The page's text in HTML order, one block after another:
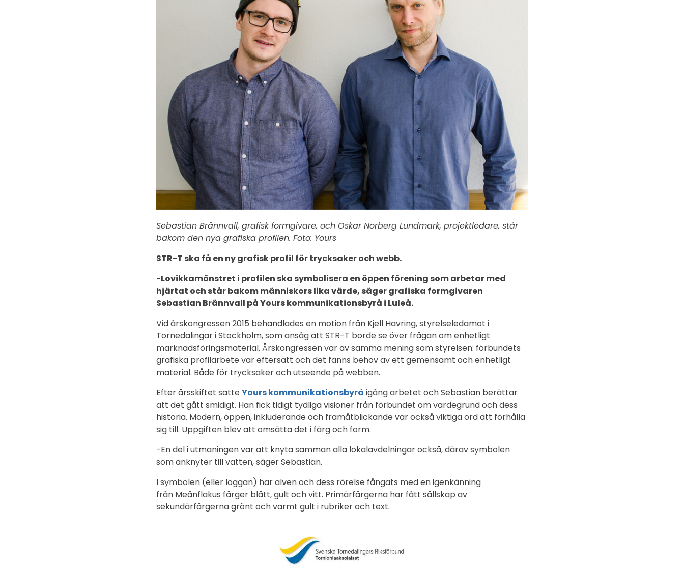
Sebastian Brännvall, grafisk formgivare, och Oskar Norberg Lundmark, projektledare, står
bakom den nya grafiska profilen. Foto: Yours
STR-T ska få en ny grafisk profil för trycksaker och webb.
-Lovikkamönstret i profilen ska symbolisera en öppen förening som arbetar med
hjärtat och står bakom människors lika värde, säger grafiska formgivaren
Sebastian Brännvall på Yours kommunikationsbyrå i Luleå.
Vid årskongressen 2015 behandlades en motion från Kjell Havring, styrelseledamot i
Tornedalingar i Stockholm, som ansåg att STR-T borde se över frågan om enhetligt
marknadsföringsmaterial. Årskongressen var av samma mening som styrelsen: förbundets
grafiska profilarbete var eftersatt och det fanns behov av ett gemensamt och enhetligt
material. Både för trycksaker och utseende på webben.
Efter årsskiftet satteYours kommunikationsbyrå igång arbetet och Sebastian berättar
att det gått smidigt. Han fick tidigt tydliga visioner från förbundet om värdegrund och dess
historia. Modern, öppen, inkluderande och framåtblickande var också viktiga ord att förhålla
sig till. Uppgiften blev att omsätta det i färg och form.
-En del i utmaningen var att knyta samman alla lokalavdelningar också, därav symbolen
som anknyter till vatten, säger Sebastian.
I symbolen (eller loggan) har älven och dess rörelse fångats med en igenkänning
från Meänflakus färger blått, gult och vitt. Primärfärgerna har fått sällskap av
sekundärfärgerna grönt och varmt gult i rubriker och text.